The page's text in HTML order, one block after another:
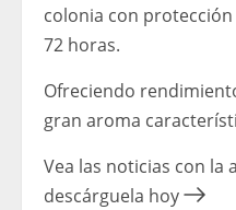
colonia con
72 horas.
Ofreciendo
gran aroma
Vea las noticias con la
descárguela hoy